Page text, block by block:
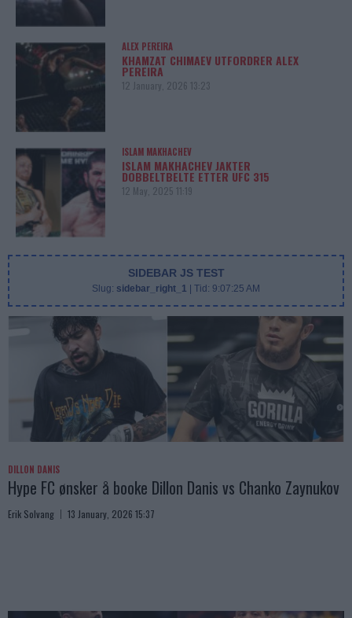
ALEX PEREIRA
KHAMZAT CHIMAEV UTFORDRER ALEX
PEREIRA
12 January, 2026 13:23
ISLAM MAKHACHEV
ISLAM MAKHACHEV JAKTER
DOBBELTBELTE ETTER UFC 315
12 May, 2025 11:19
SIDEBAR JS TEST
Slug: sidebar_right_1 | Tid: 9:07:25 AM
DILLON DANIS
Hype FC ønsker å booke Dillon Danis vs Chanko Zaynukov
Erik Solvang 13 January, 2026 15:37